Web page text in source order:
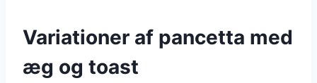
Variationer af pancetta med
æg og toast